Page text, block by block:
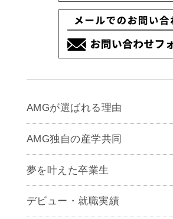
AMGが選ばれる理由
AMG独自の産学共同
夢を叶えた卒業生
デビュー・就職実績